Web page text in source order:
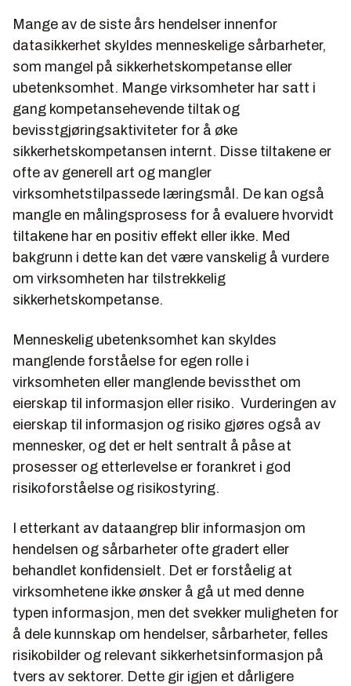
Mange av de siste års hendelser innenfor
datasikkerhet skyldes menneskelige sårbarheter,
som mangel på sikkerhetskompetanse eller
ubetenksomhet. Mange virksomheter har satt i
gang kompetansehevende tiltak og
bevisstgjøringsaktiviteter for å øke
sikkerhetskompetansen internt. Disse tiltakene er
ofte av generell art og mangler
virksomhetstilpassede læringsmål. De kan også
mangle en målingsprosess for å evaluere hvorvidt
tiltakene har en positiv effekt eller ikke. Med
bakgrunn i dette kan det være vanskelig å vurdere
om virksomheten har tilstrekkelig
sikkerhetskompetanse.
Menneskelig ubetenksomhet kan skyldes
manglende forståelse for egen rolle i
virksomheten eller manglende bevissthet om
eierskap til informasjon eller risiko. Vurderingen av
eierskap til informasjon og risiko gjøres også av
mennesker, og det er helt sentralt å påse at
prosesser og etterlevelse er forankret i god
risikoforståelse og risikostyring.
I etterkant av dataangrep blir informasjon om
hendelsen og sårbarheter ofte gradert eller
behandlet konfidensielt. Det er forståelig at
virksomhetene ikke ønsker å gå ut med denne
typen informasjon, men det svekker muligheten for
å dele kunnskap om hendelser, sårbarheter, felles
risikobilder og relevant sikkerhetsinformasjon på
tvers av sektorer. Dette gir igjen et dårligere